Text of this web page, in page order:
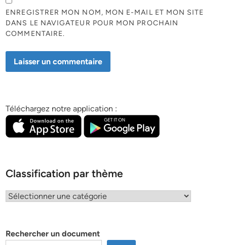
ENREGISTRER MON NOM, MON E-MAIL ET MON SITE
DANS LE NAVIGATEUR POUR MON PROCHAIN
COMMENTAIRE.
Téléchargez notre application :
Classification par thème
Classification
Rechercher un document